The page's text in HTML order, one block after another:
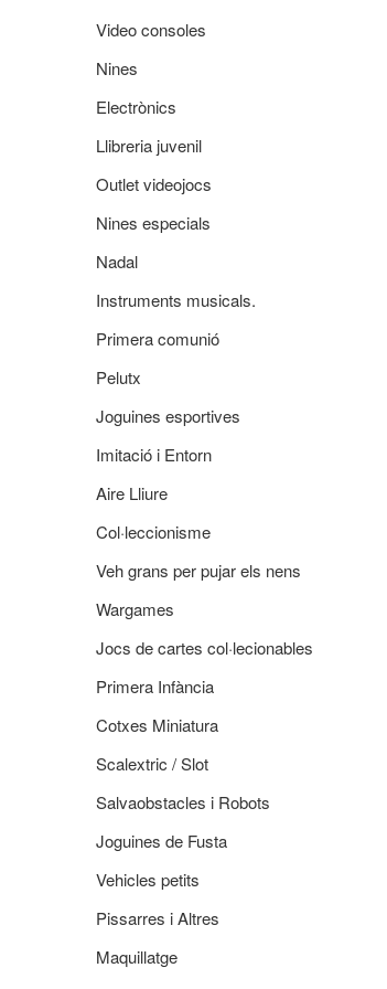
Video consoles
Nines
Electrònics
Llibreria juvenil
Outlet videojocs
Nines especials
Nadal
Instruments musicals.
Primera comunió
Pelutx
Joguines esportives
Imitació i Entorn
Aire Lliure
Col·leccionisme
Veh grans per pujar els nens
Wargames
Jocs de cartes col·lecionables
Primera Infància
Cotxes Miniatura
Scalextric / Slot
Salvaobstacles i Robots
Joguines de Fusta
Vehicles petits
Pissarres i Altres
Maquillatge